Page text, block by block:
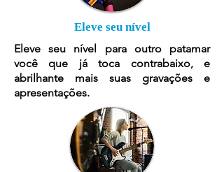
Eleve seu nível
Eleve seu nível para outro patamar
você que já toca contrabaixo, e
abrilhante mais suas gravações e
apresentações.